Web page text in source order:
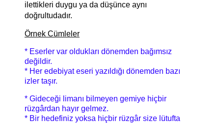
ilettikleri duygu ya da düşünce aynı
doğrultudadır.
Örnek Cümleler
* Eserler var oldukları dönemden bağımsız
değildir.
* Her edebiyat eseri yazıldığı dönemden bazı
izler taşır.
* Gideceği limanı bilmeyen gemiye hiçbir
rüzgârdan hayır gelmez.
* Bir hedefiniz yoksa hiçbir rüzgâr size lütufta